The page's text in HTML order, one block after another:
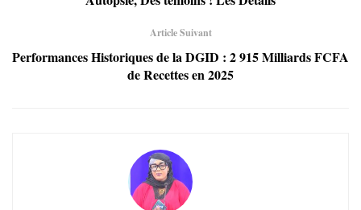
Article Suivant
Performances Historiques de la DGID : 2 915 Milliards FCFA
de Recettes en 2025